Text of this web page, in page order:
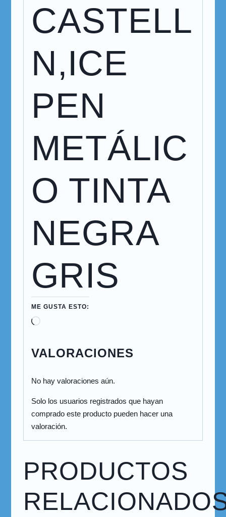
CASTELL
N,ICE
PEN
METÁLIC
O TINTA
NEGRA
GRIS
ME GUSTA ESTO:
VALORACIONES
No hay valoraciones aún.
Solo los usuarios registrados que hayan
comprado este producto pueden hacer una
valoración.
PRODUCTOS